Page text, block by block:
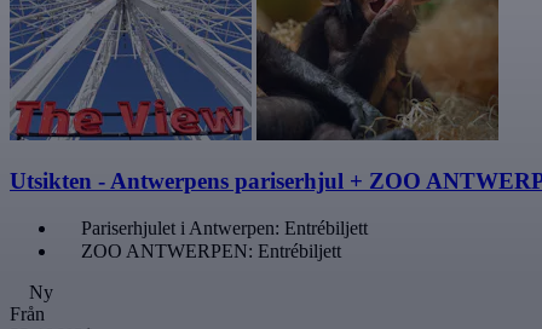
Utsikten - Antwerpens pariserhjul + ZOO
Pariserhjulet i Antwerpen: Entrébiljett
ZOO ANTWERPEN: Entrébiljett
Ny
Från